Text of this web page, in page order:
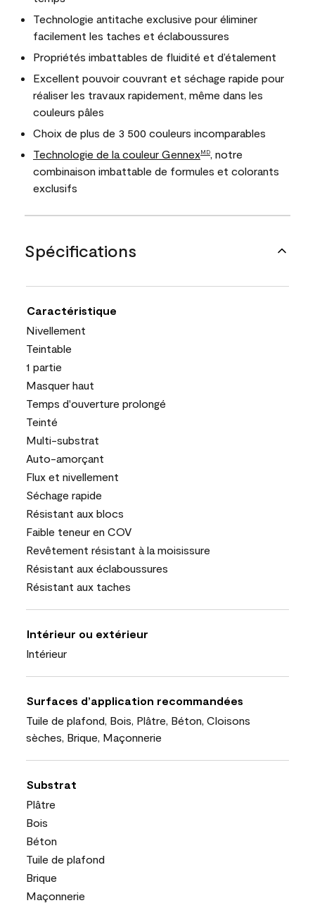
Technologie antitache exclusive pour éliminer
facilement les taches et éclaboussures
Propriétés imbattables de fluidité et d’étalement
Excellent pouvoir couvrant et séchage rapide pour
réaliser les travaux rapidement, même dans les
couleurs pâles
Choix de plus de 3 500 couleurs incomparables
Technologie de la couleur GennexMD
, notre
combinaison imbattable de formules et colorants
exclusifs
Spécifications
Caractéristique
Nivellement
Teintable
1 partie
Masquer haut
Temps d'ouverture prolongé
Teinté
Multi-substrat
Auto-amorçant
Flux et nivellement
Séchage rapide
Résistant aux blocs
Faible teneur en COV
Revêtement résistant à la moisissure
Résistant aux éclaboussures
Résistant aux taches
Intérieur ou extérieur
Intérieur
Surfaces d’application recommandées
Tuile de plafond, Bois, Plâtre, Béton, Cloisons
sèches, Brique, Maçonnerie
Substrat
Plâtre
Bois
Béton
Tuile de plafond
Brique
Maçonnerie